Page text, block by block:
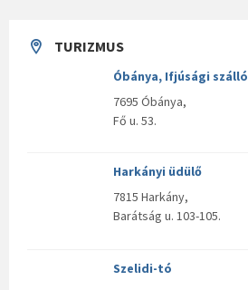
TURIZMUS
Óbánya, Ifjúsági szálló
7695 Óbánya,
Fő u. 53.
Harkányi üdülő
7815 Harkány,
Barátság u. 103-105.
Szelidi-tó